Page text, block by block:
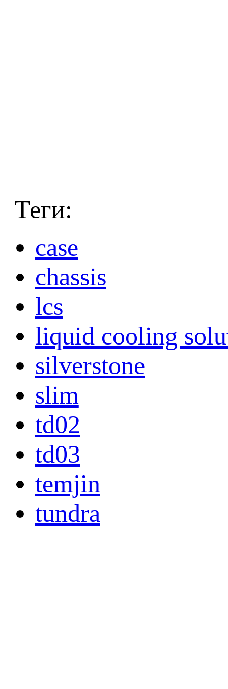
Теги:
case
chassis
lcs
liquid cooling
silverstone
slim
td02
td03
temjin
tundra